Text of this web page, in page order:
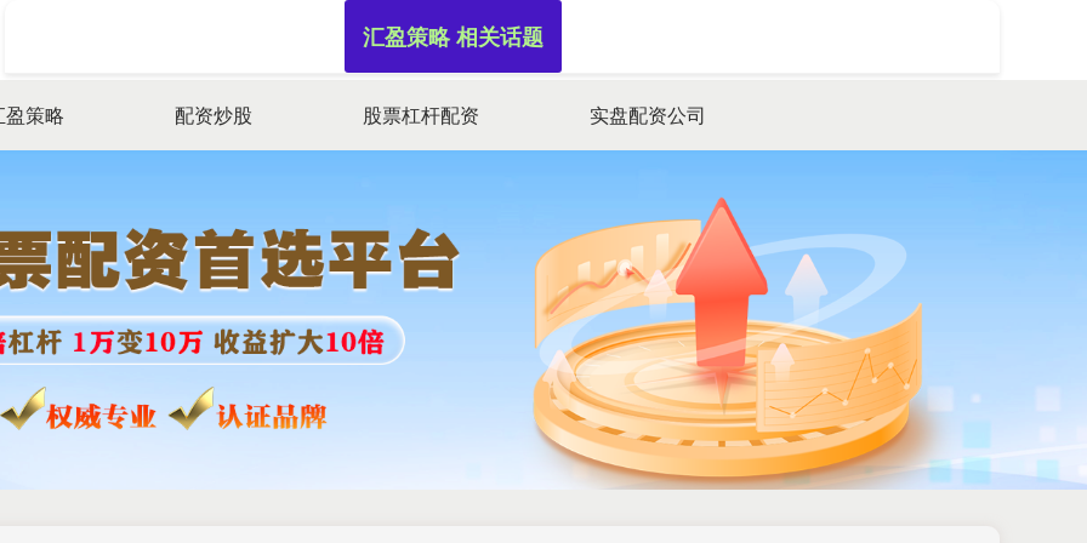
盈策略 配资炒股 股票杠杆配资 实盘配资公司
汇盈策略 相关话题